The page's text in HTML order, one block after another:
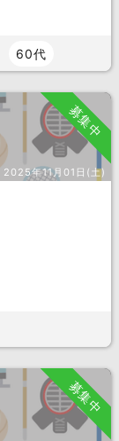
60代
募集中
2025年11月01日(土)
募集中